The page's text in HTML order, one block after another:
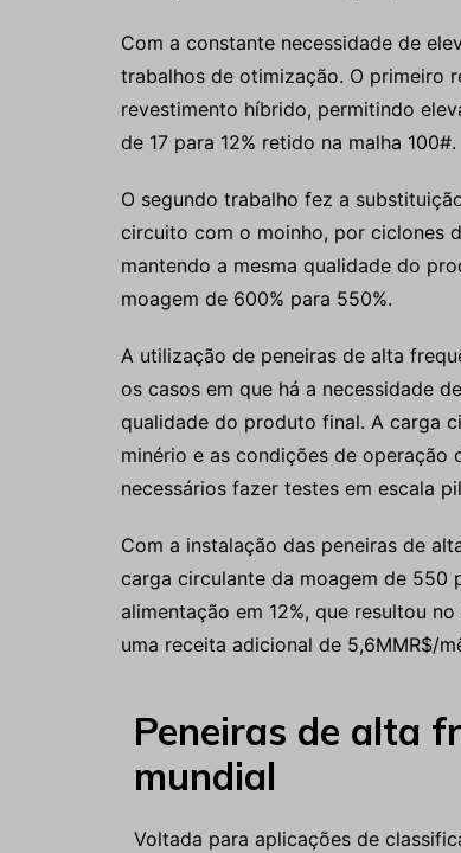
Com a constante necessidade de
trabalhos de otimização. O primeiro
revestimento híbrido, permitindo
de 17 para 12% retido na malha 100#.
O segundo trabalho fez a
circuito com o moinho, por ciclones
mantendo a mesma qualidade do
moagem de 600% para 550%.
A utilização de peneiras de alta
os casos em que há a necessidade
qualidade do produto final. A carga
minério e as condições de operação
necessários fazer testes em escala
Com a instalação das peneiras de
carga circulante da moagem de 550
alimentação em 12%, que resultou
uma receita adicional de 5,6MMR$/
Peneiras de alta
mundial
Voltada para aplicações de